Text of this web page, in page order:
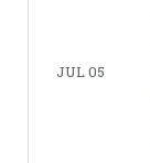
JUL 05